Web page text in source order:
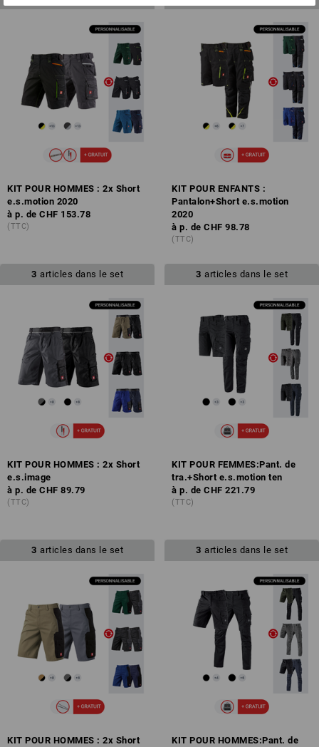
KIT POUR HOMMES : 2x Short
e.s.motion 2020
à p. de CHF 153.78
(TTC)
KIT POUR ENFANTS :
Pantalon+Short e.s.motion
2020
à p. de CHF 98.78
(TTC)
3 articles dans le set
KIT POUR HOMMES : 2x Short
e.s.image
à p. de CHF 89.79
(TTC)
3 articles dans le set
KIT POUR FEMMES:Pant. de
tra.+Short e.s.motion ten
à p. de CHF 221.79
(TTC)
3 articles dans le set
KIT POUR HOMMES : 2x Short
3 articles dans le set
KIT POUR HOMMES:Pant. de